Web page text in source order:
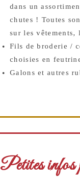
dans un
chutes ! Toutes
sur les vêtements,
Fils de broderie /
choisies en
Galons et autres
Petites infos